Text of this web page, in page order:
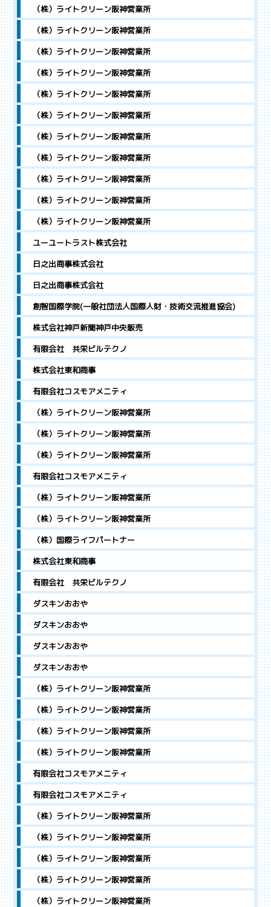
（株）ライトクリーン阪神営業所
（株）ライトクリーン阪神営業所
（株）ライトクリーン阪神営業所
（株）ライトクリーン阪神営業所
（株）ライトクリーン阪神営業所
（株）ライトクリーン阪神営業所
（株）ライトクリーン阪神営業所
（株）ライトクリーン阪神営業所
（株）ライトクリーン阪神営業所
（株）ライトクリーン阪神営業所
（株）ライトクリーン阪神営業所
ユーユートラスト株式会社
日之出商事株式会社
日之出商事株式会社
創智国際学院(一般社団法人国際人財・技術交流推進協会)
株式会社神戸新聞神戸中央販売
有限会社 共栄ビルテクノ
株式会社東和商事
有限会社コスモアメニティ
（株）ライトクリーン阪神営業所
（株）ライトクリーン阪神営業所
（株）ライトクリーン阪神営業所
有限会社コスモアメニティ
（株）ライトクリーン阪神営業所
（株）ライトクリーン阪神営業所
（株）国際ライフパートナー
株式会社東和商事
有限会社 共栄ビルテクノ
ダスキンおおや
ダスキンおおや
ダスキンおおや
ダスキンおおや
（株）ライトクリーン阪神営業所
（株）ライトクリーン阪神営業所
（株）ライトクリーン阪神営業所
（株）ライトクリーン阪神営業所
有限会社コスモアメニティ
有限会社コスモアメニティ
（株）ライトクリーン阪神営業所
（株）ライトクリーン阪神営業所
（株）ライトクリーン阪神営業所
（株）ライトクリーン阪神営業所
（株）ライトクリーン阪神営業所